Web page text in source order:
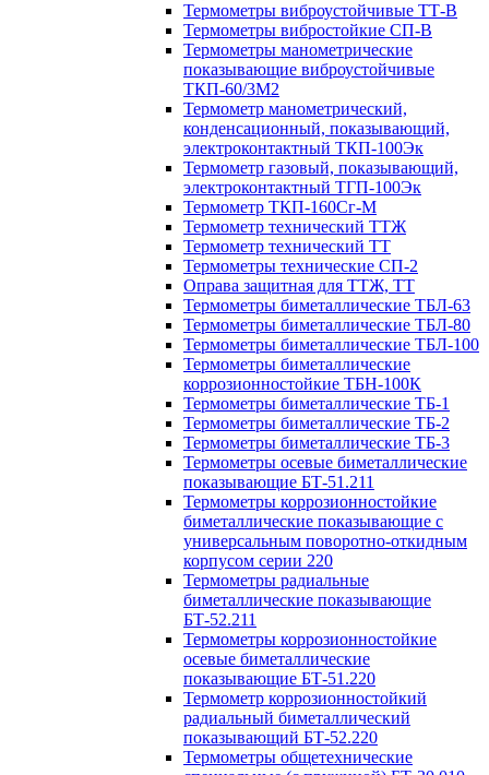
Термометры виброустойчивые ТТ-В
Термометры вибростойкие СП-В
Термометры манометрические
показывающие виброустойчивые
ТКП-60/3М2
Термометр манометрический,
конденсационный, показывающий,
электроконтактный ТКП-100Эк
Термометр газовый, показывающий,
электроконтактный ТГП-100Эк
Термометр ТКП-160Сг-М
Термометр технический ТТЖ
Термометр технический ТТ
Термометры технические СП-2
Оправа защитная для ТТЖ, ТТ
Термометры биметаллические ТБЛ-63
Термометры биметаллические ТБЛ-80
Термометры биметаллические ТБЛ-100
Термометры биметаллические
коррозионностойкие ТБН-100К
Термометры биметаллические ТБ-1
Термометры биметаллические ТБ-2
Термометры биметаллические ТБ-3
Термометры осевые биметаллические
показывающие БТ-51.211
Термометры коррозионностойкие
биметаллические показывающие с
универсальным поворотно-откидным
корпусом серии 220
Термометры радиальные
биметаллические показывающие
БТ-52.211
Термометры коррозионностойкие
осевые биметаллические
показывающие БТ-51.220
Термометр коррозионностойкий
радиальный биметаллический
показывающий БТ-52.220
Термометры общетехнические